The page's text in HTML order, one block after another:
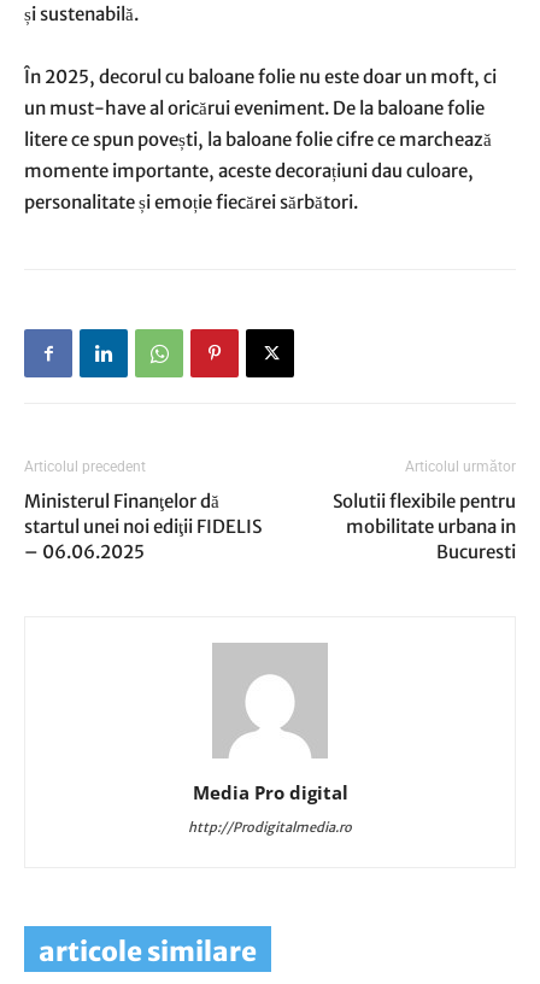
și sustenabilă.
În 2025, decorul cu baloane folie nu este doar un moft, ci
un must-have al oricărui eveniment. De la baloane folie
litere ce spun povești, la baloane folie cifre ce marchează
momente importante, aceste decorațiuni dau culoare,
personalitate și emoție fiecărei sărbători.
Articolul precedent
Ministerul Finanţelor dă
startul unei noi ediţii FIDELIS
– 06.06.2025
Articolul următor
Solutii flexibile pentru
mobilitate urbana in
Bucuresti
Media Pro digital
http://Prodigitalmedia.ro
articole similare